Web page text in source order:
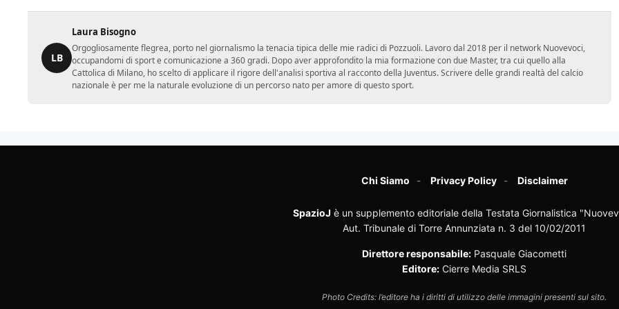
LB
Laura Bisogno
Orgogliosamente flegrea, porto nel giornalismo la tenacia tipica delle mie radici di Pozzuoli. Lavoro dal 2018 per il network Nuovevoci,
occupandomi di sport e comunicazione a 360 gradi. Dopo aver approfondito la mia formazione con due Master, tra cui quello alla
Cattolica di Milano, ho scelto di applicare il rigore dell'analisi sportiva al racconto della Juventus. Scrivere delle grandi realtà del calcio
nazionale è per me la naturale evoluzione di un percorso nato per amore di questo sport.
Chi Siamo Privacy Policy Disclaimer
SpazioJ è un supplemento editoriale della Testata Giornalistica
Aut. Tribunale di Torre Annunziata n. 3 del 10/02/2011
Direttore responsabile: Pasquale Giacometti
Editore: Cierre Media SRLS
Photo Credits: l’editore ha i diritti di utilizzo delle immagini presenti sul sito.